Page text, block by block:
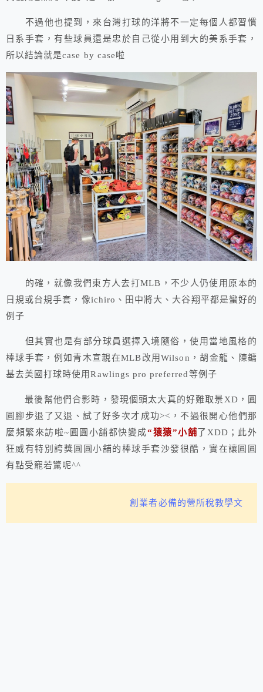
不過他也提到，來台灣打球的洋將不一定每個人都習慣
日系手套，有些球員還是忠於自己從小用到大的美系手套，
所以結論就是case by case啦
的確，就像我們東方人去打MLB，不少人仍使用原本的
日規或台規手套，像ichiro、田中將大、大谷翔平都是蠻好的
例子
但其實也是有部分球員選擇入境隨俗，使用當地風格的
棒球手套，例如青木宣親在MLB改用Wilson，胡金龍、陳鏞
基去美國打球時使用Rawlings pro preferred等例子
最後幫他們合影時，發現個頭太大真的好難取景XD，圓
圓腳步退了又退、試了好多次才成功><，不過很開心他們那
麼頻繁來訪啦~圓圓小舖都快變成“猿猿”小舖 了XDD；此外
狂威有特別誇獎圓圓小舖的棒球手套沙發很酷，實在讓圓圓
有點受寵若驚呢^^
創業者必備的營所稅教學文